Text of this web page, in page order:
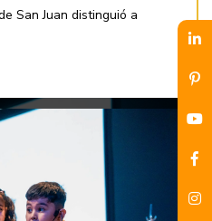
San Juan distinguió a